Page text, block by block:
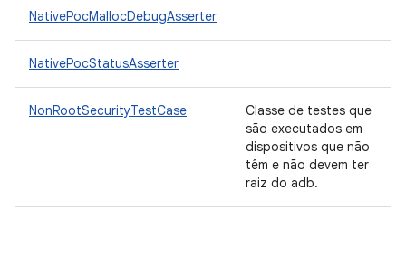
NativePocMallocDebugAsserter
NativePocStatusAsserter
NonRootSecurityTestCase
Classe de testes que
são executados em
dispositivos que não
têm e não devem ter
raiz do adb.